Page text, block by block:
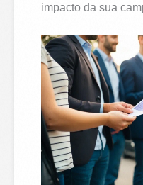
impacto da sua